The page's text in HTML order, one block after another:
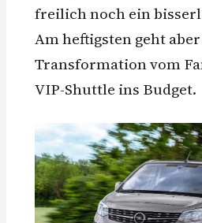
freilich noch ein
Am heftigsten geht
Transformation vom
VIP-Shuttle ins Budget.